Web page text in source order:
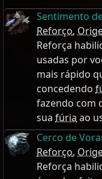
Sentimento
Reforço,
Reforça
usadas por
mais rápido
concedendo
fazendo com
sua fúria ao
Cerco de
Reforço,
Reforça